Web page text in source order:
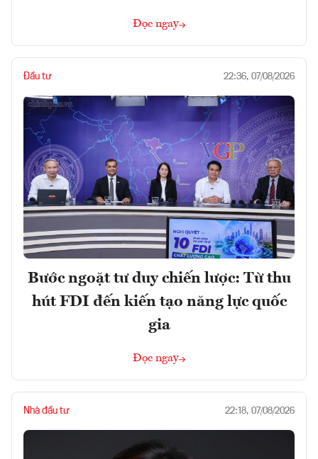
Đọc ngay
Đầu tư 22:36, 07/08/2026
Bước ngoặt tư duy chiến lược: Từ thu
hút FDI đến kiến tạo năng lực quốc
gia
Đọc ngay
Nhà đầu tư 22:18, 07/08/2026